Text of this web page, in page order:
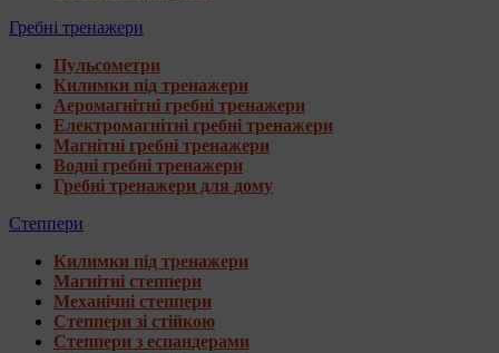
Гребні тренажери
Пульсометри
Килимки під тренажери
Аеромагнітні гребні тренажери
Електромагнітні гребні тренажери
Магнітні гребні тренажери
Водні гребні тренажери
Гребні тренажери для дому
Степпери
Килимки під тренажери
Магнітні степпери
Механічні степпери
Степпери зі стійкою
Степпери з еспандерами